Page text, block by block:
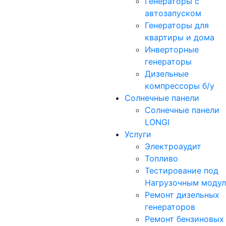
автозапуском
Генераторы для
квартиры и дома
Инверторные
генераторы
Дизельные
компрессоры б/у
Солнечные панели
Солнечные панели
LONGI
Услуги
Электроаудит
Топливо
Тестирование под
Нагрузочным
Ремонт дизельных
генераторов
Ремонт бензиновых